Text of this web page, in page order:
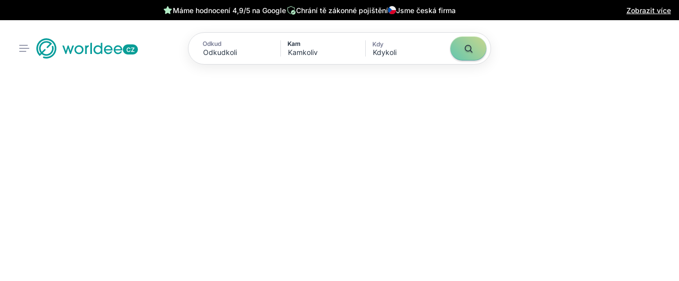
Máme hodnocení 4,9/5 na Google Chrání tě zákonné pojištění Jsme česká firma Zobrazit více
CZ
Odkud Kam Kdy
Kdykoli